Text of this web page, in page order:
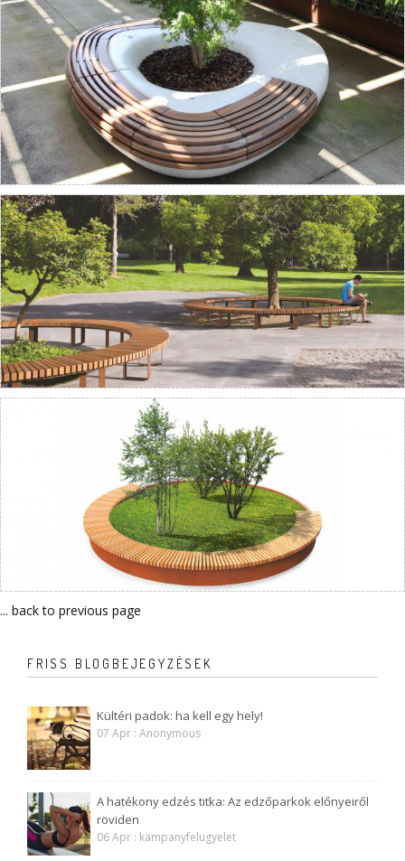
... back to previous page
FRISS BLOGBEJEGYZÉSEK
Kültéri padok: ha kell egy hely!
07 Apr : Anonymous
A hatékony edzés titka: Az edzőparkok előnyeiről
röviden
06 Apr : kampanyfelugyelet